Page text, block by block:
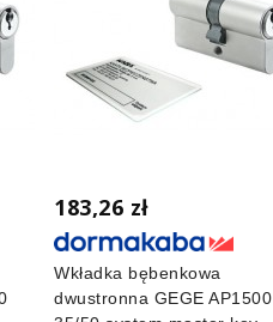
183,26 zł
Wkładka bębenkowa
dwustronna GEGE AP1500